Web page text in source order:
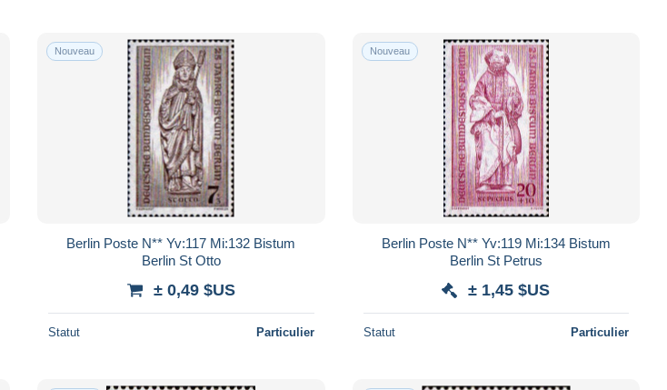
Nouveau
Berlin Poste N** Yv:117 Mi:132 Bistum
Berlin St Otto
± 0,49 $US
Statut Particulier
Nouveau
Berlin Poste N** Yv:119 Mi:134 Bistum
Berlin St Petrus
± 1,45 $US
Statut Particulier